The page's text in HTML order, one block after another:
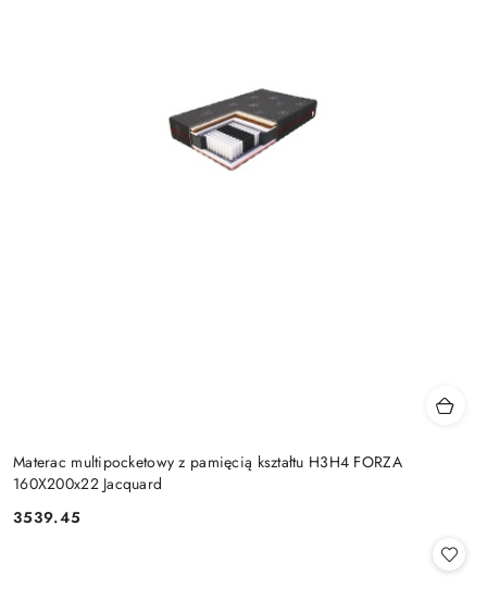
Materac multipocketowy z pamięcią kształtu H3H4 FORZA
160X200x22 Jacquard
Cena:
3539.45